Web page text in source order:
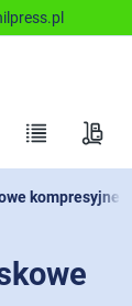
kompresyjne